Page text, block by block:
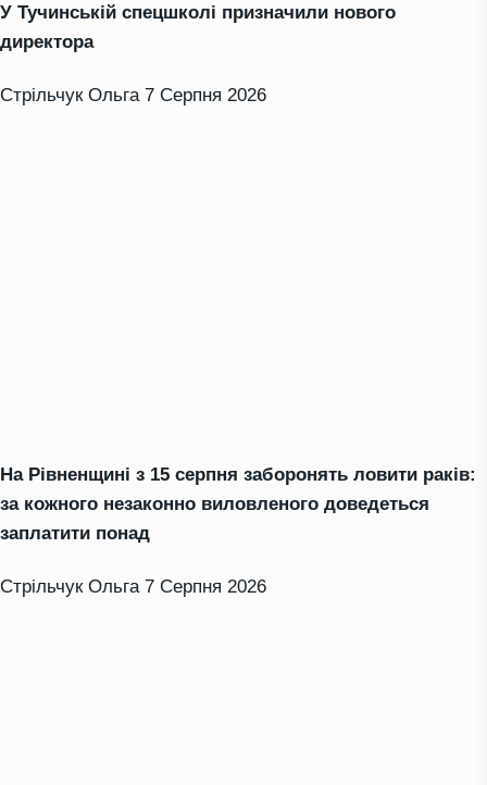
У Тучинській спецшколі призначили нового
директора
Стрільчук Ольга 7 Серпня 2026
На Рівненщині з 15 серпня заборонять ловити раків:
за кожного незаконно виловленого доведеться
заплатити понад
Стрільчук Ольга 7 Серпня 2026